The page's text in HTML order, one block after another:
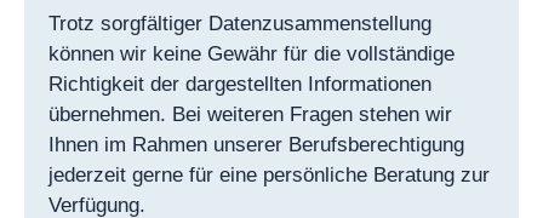
Trotz sorgfältiger Datenzusammenstellung
können wir keine Gewähr für die vollständige
Richtigkeit der dargestellten Informationen
übernehmen. Bei weiteren Fragen stehen wir
Ihnen im Rahmen unserer Berufsberechtigung
jederzeit gerne für eine persönliche Beratung zur
Verfügung.